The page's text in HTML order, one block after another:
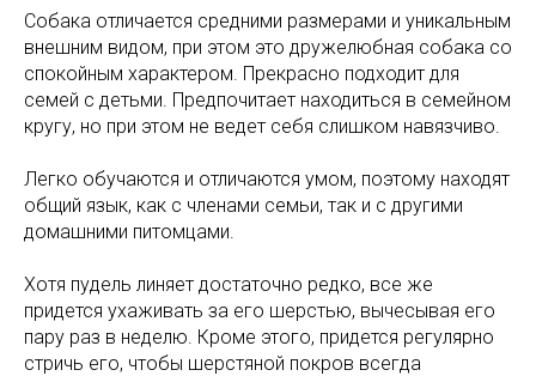
Собака отличается средними размерами и уникальным
внешним видом, при этом это дружелюбная собака со
спокойным характером. Прекрасно подходит для
семей с детьми. Предпочитает находиться в семейном
кругу, но при этом не ведет себя слишком навязчиво.
Легко обучаются и отличаются умом, поэтому находят
общий язык, как с членами семьи, так и с другими
домашними питомцами.
Хотя пудель линяет достаточно редко, все же
придется ухаживать за его шерстью, вычесывая его
пару раз в неделю. Кроме этого, придется регулярно
стричь его, чтобы шерстяной покров всегда